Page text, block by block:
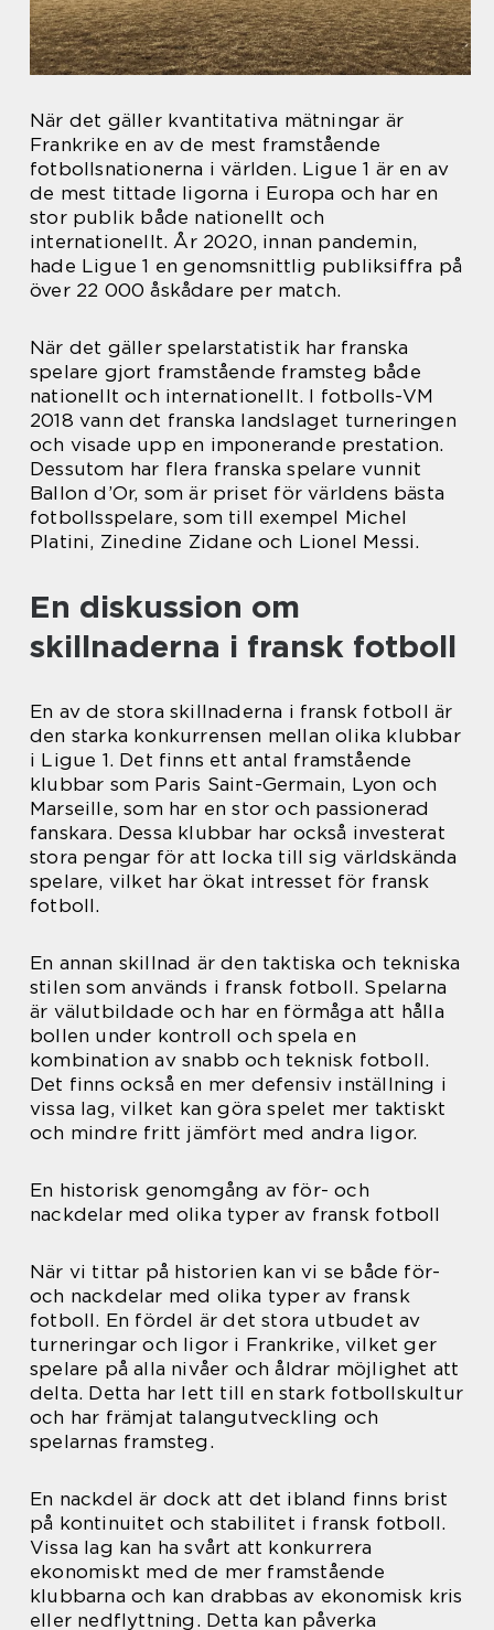
När det gäller kvantitativa mätningar är
Frankrike en av de mest framstående
fotbollsnationerna i världen. Ligue 1 är en av
de mest tittade ligorna i Europa och har en
stor publik både nationellt och
internationellt. År 2020, innan pandemin,
hade Ligue 1 en genomsnittlig publiksiffra på
över 22 000 åskådare per match.
När det gäller spelarstatistik har franska
spelare gjort framstående framsteg både
nationellt och internationellt. I fotbolls-VM
2018 vann det franska landslaget turneringen
och visade upp en imponerande prestation.
Dessutom har flera franska spelare vunnit
Ballon d’Or, som är priset för världens bästa
fotbollsspelare, som till exempel Michel
Platini, Zinedine Zidane och Lionel Messi.
En diskussion om
skillnaderna i fransk fotboll
En av de stora skillnaderna i fransk fotboll är
den starka konkurrensen mellan olika klubbar
i Ligue 1. Det finns ett antal framstående
klubbar som Paris Saint-Germain, Lyon och
Marseille, som har en stor och passionerad
fanskara. Dessa klubbar har också investerat
stora pengar för att locka till sig världskända
spelare, vilket har ökat intresset för fransk
fotboll.
En annan skillnad är den taktiska och tekniska
stilen som används i fransk fotboll. Spelarna
är välutbildade och har en förmåga att hålla
bollen under kontroll och spela en
kombination av snabb och teknisk fotboll.
Det finns också en mer defensiv inställning i
vissa lag, vilket kan göra spelet mer taktiskt
och mindre fritt jämfört med andra ligor.
En historisk genomgång av för- och
nackdelar med olika typer av fransk fotboll
När vi tittar på historien kan vi se både för-
och nackdelar med olika typer av fransk
fotboll. En fördel är det stora utbudet av
turneringar och ligor i Frankrike, vilket ger
spelare på alla nivåer och åldrar möjlighet att
delta. Detta har lett till en stark fotbollskultur
och har främjat talangutveckling och
spelarnas framsteg.
En nackdel är dock att det ibland finns brist
på kontinuitet och stabilitet i fransk fotboll.
Vissa lag kan ha svårt att konkurrera
ekonomiskt med de mer framstående
klubbarna och kan drabbas av ekonomisk kris
eller nedflyttning. Detta kan påverka